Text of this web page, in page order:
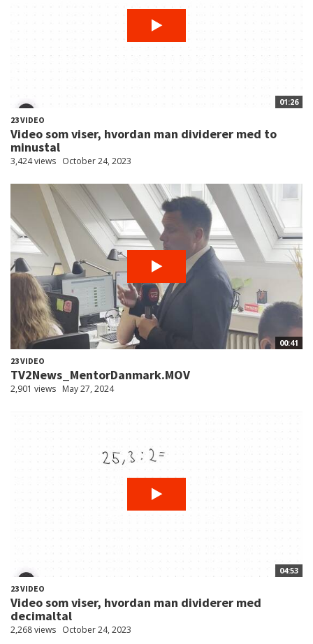
01:26
23 VIDEO
Video som viser, hvordan man dividerer med to
minustal
3,424 views October 24, 2023
00:41
23 VIDEO
TV2News_MentorDanmark.MOV
2,901 views May 27, 2024
04:53
23 VIDEO
Video som viser, hvordan man dividerer med
decimaltal
2,268 views October 24, 2023